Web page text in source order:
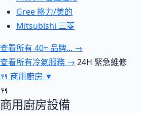
Gree 格力/美的
Mitsubishi 三菱
查看所有 40+ 品牌... →
查看所有冷氣服務 → 24H 緊急維修
🍴 商用廚房 ▼
🍴
商用廚房設備